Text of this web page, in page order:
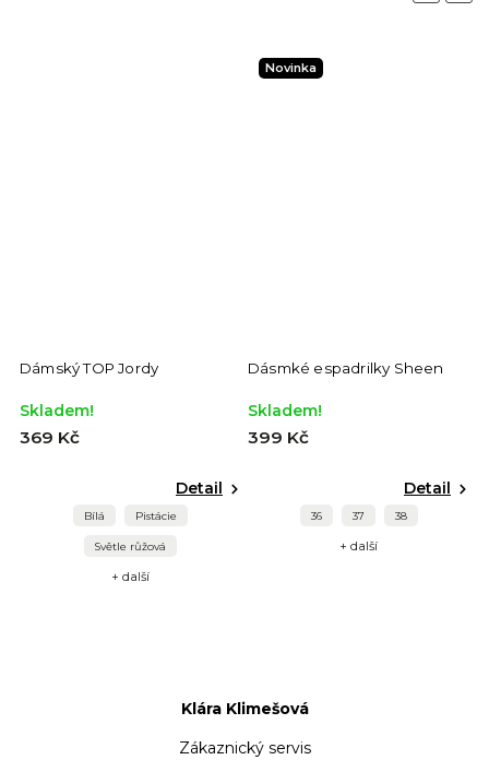
Dámský TOP Jordy
Skladem!
369 Kč
Detail
Bílá Pistácie
Světle růžová
+ další
Novinka
Dásmké espadrilky Sheen
Skladem!
399 Kč
Detail
36 37 38
+ další
Klára Klimešová
Zákaznický servis